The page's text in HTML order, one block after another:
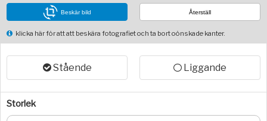
Beskär bild Återställ
klicka här för att att beskära fotografiet och ta bort oönskade kanter.
Stående Liggande
Storlek